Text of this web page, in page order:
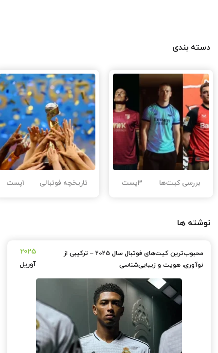
دسته بندی
بررسی کیت‌ها 3پست تاریخچه فوتبالی 1پست
نوشته ها
محبوب‌ترین کیت‌های فوتبال سال 2025 – ترکیبی از
نوآوری، هویت و زیبایی‌شناسی
2025
آوریل